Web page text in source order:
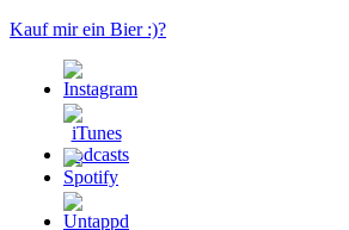
Kauf mir ein Bier :)?